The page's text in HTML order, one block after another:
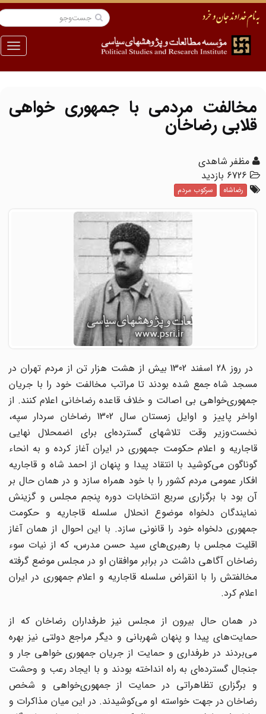
منو
مخالفت مردمی با جمهوری خواهی
قلابی رضاخان
مظفر شاهدی
6726 بازدید
رضاشاه سرکوب مردم
در روز 28 اسفند 1302 بیش از هشت هزار تن از مردم تهران در
مسجد شاه جمع شده بودند تا مراتب مخالفت خود را با جریان
جمهوری‌خواهی بی اصالت و خلاف قاعده رضاخانی اعلام کنند. از
اواخر پاییز و اوایل زمستان سال 1302 رضاخان سردار سپه،
نخست‌وزیر وقت تلاشهای گسترده‌ای برای اضمحلال نهایی
قاجاریه و اعلام حکومت جمهوری در ایران آغاز کرده و به انحاء
گوناگون می‌کوشید با انتقاد پیدا و پنهان از احمد شاه و قاجاریه
افکار عمومی مردم کشور را با خود همراه سازد و در همان حال بر
آن بود با برگزاری سریع انتخابات دوره پنجم مجلس و گزینش
نمایندگان دلخواه موضوع انحلال سلسله قاجاریه و حکومت
جمهوری دلخواه خود را قانونی سازد. با این احوال از همان آغاز
اقلیت مجلس با رهبری‌های سید حسن مدرس، که از نیات سوء
رضاخان آگاهی داشت در برابر موافقان او در مجلس موضع گرفته
مخالفتش را با انقراض سلسله قاجاریه و اعلام جمهوری در ایران
اعلام کرد.
در همان حال بیرون از مجلس نیز طرفداران رضاخان که از
حمایت‌های پیدا و پنهان شهربانی و دیگر مراجع دولتی نیز بهره
می‌بردند در طرفداری و حمایت از جریان جمهوری خواهی جار و
جنجال گسترده‌ای به راه انداخته بودند و با ایجاد رعب و وحشت
و برگزاری تظاهراتی در حمایت از جمهوری‌خواهی و شخص
رضاخان در جهت خواسته او می‌کوشیدند. در این میان مذاکرات و